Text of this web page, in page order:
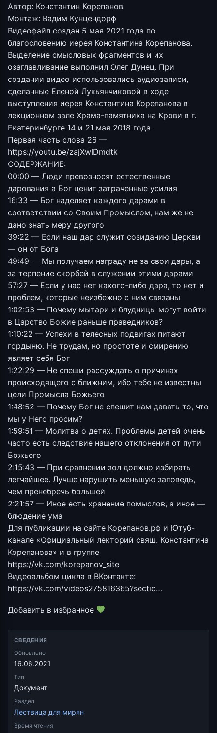
Автор: Константин Корепанов
Монтаж: Вадим Кунцендорф
Видеофайл создан 5 мая 2021 года по
благословению иерея Константина Корепанова.
Выделение смысловых фрагментов и их
озаглавливание выполнил Олег Дунец. При
создании видео использовались аудиозаписи,
сделанные Еленой Лукьянчиковой в ходе
выступления иерея Константина Корепанова в
лекционном зале Храма-памятника на Крови в г.
Екатеринбурге 14 и 21 мая 2018 года.
Первая часть слова 26 —
https://youtu.be/zajXwIDmdtk
СОДЕРЖАНИЕ:
00:00 — Люди превозносят естественные
дарования а Бог ценит затраченные усилия
16:33 — Бог наделяет каждого дарами в
соответствии со Своим Промыслом, нам же не
дано знать меру другого
39:22 — Если наш дар служит созиданию Церкви
— он от Бога
49:49 — Мы получаем награду не за свои дары, а
за терпение скорбей в служении этими дарами
57:27 — Если у нас нет какого-либо дара, то нет и
проблем, которые неизбежно с ним связаны
1:02:53 — Почему мытари и блудницы могут войти
в Царство Божие раньше праведников?
1:10:22 — Успехи в телесных подвигах питают
гордыню. Не трудам, но простоте и смирению
являет себя Бог
1:22:29 — Не спеши рассуждать о причинах
происходящего с ближним, ибо тебе не известны
цели Промысла Божьего
1:48:52 — Почему Бог не спешит нам давать то, что
мы у Него просим?
1:59:51 — Молитва о детях. Проблемы детей очень
часто есть следствие нашего отклонения от пути
Божьего
2:15:43 — При сравнении зол должно избирать
легчайшее. Лучше нарушить меньшую заповедь,
чем пренебречь большей
2:21:57 — Иное есть хранение помыслов, а иное —
блюдение ума
Для публикации на сайте Корепанов.рф и Ютуб-
канале «Официальный лекторий свящ. Константина
Корепанова» и в группе
https://vk.com/korepanov_site
Видеоальбом цикла в ВКонтакте:
https://vk.com/videos275816365?sectio…
Добавить в избранное
СВЕДЕНИЯ
Обновлено
16.06.2021
Тип
Документ
Раздел
Лествица для мирян
Время чтения